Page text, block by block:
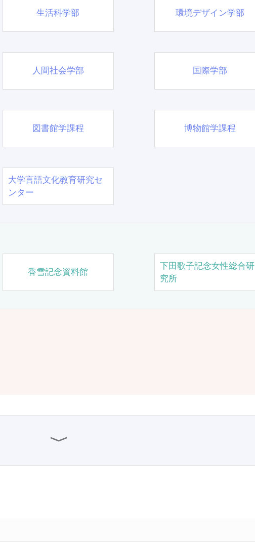
生活科学部 環境デザイン学部
人間社会学部 国際学部
図書館学課程 博物館学課程
大学言語文化教育研究セ
ンター
香雪記念資料館
下田歌子記念女性総合研
究所